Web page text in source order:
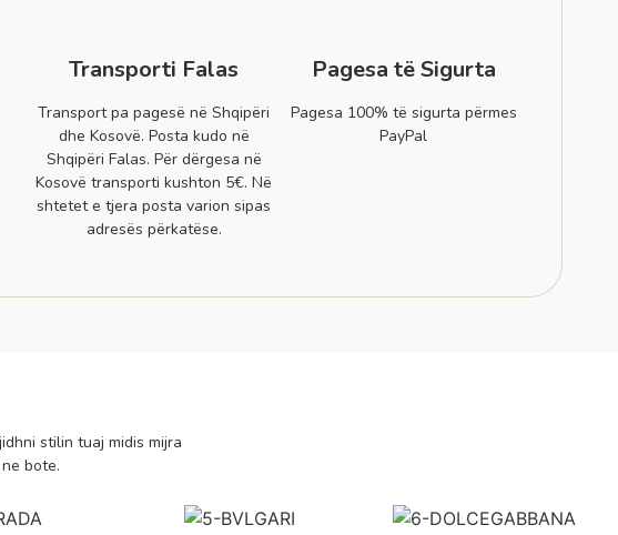
Transporti Falas
Transport pa pagesë në Shqipëri
dhe Kosovë. Posta kudo në
Shqipëri Falas. Për dërgesa në
Kosovë transporti kushton 5€. Në
shtetet e tjera posta varion sipas
adresës përkatëse.
Pagesa të Sigurta
Pagesa 100% të sigurta përmes
PayPal
stilin tuaj midis mijra
bote.